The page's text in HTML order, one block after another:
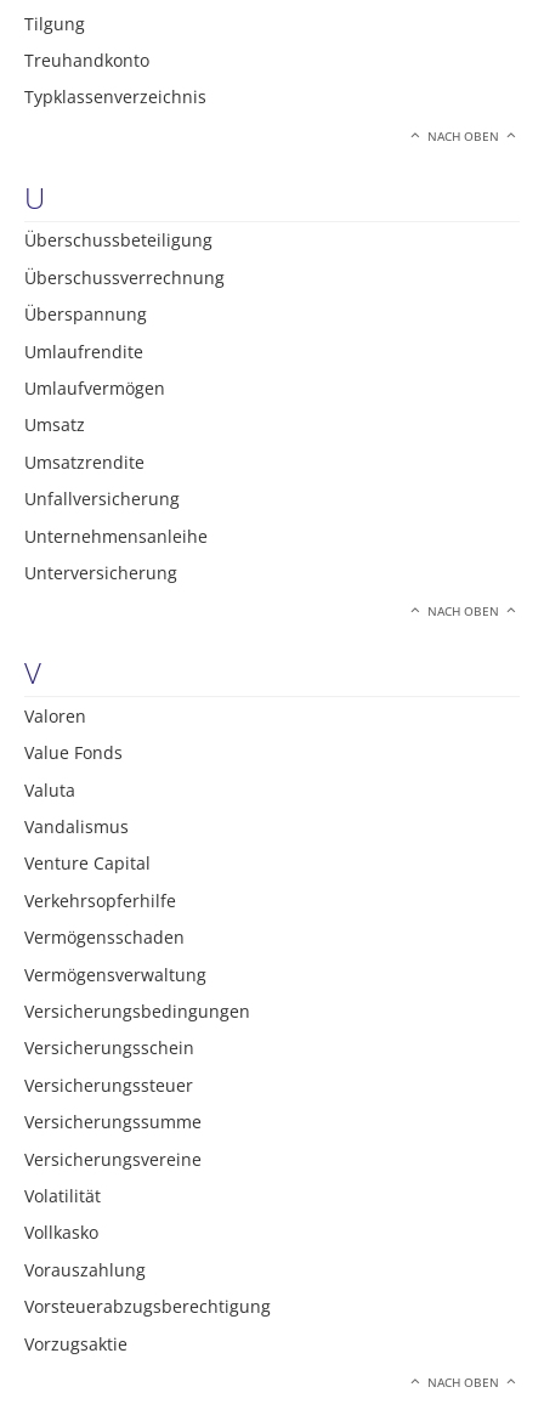
Tilgung
Treuhandkonto
Typklassenverzeichnis
NACH OBEN
U
Überschussbeteiligung
Überschussverrechnung
Überspannung
Umlaufrendite
Umlaufvermögen
Umsatz
Umsatzrendite
Unfallversicherung
Unternehmensanleihe
Unterversicherung
NACH OBEN
V
Valoren
Value Fonds
Valuta
Vandalismus
Venture Capital
Verkehrsopferhilfe
Vermögensschaden
Vermögensverwaltung
Versicherungsbedingungen
Versicherungsschein
Versicherungssteuer
Versicherungssumme
Versicherungsvereine
Volatilität
Vollkasko
Vorauszahlung
Vorsteuerabzugsberechtigung
Vorzugsaktie
NACH OBEN